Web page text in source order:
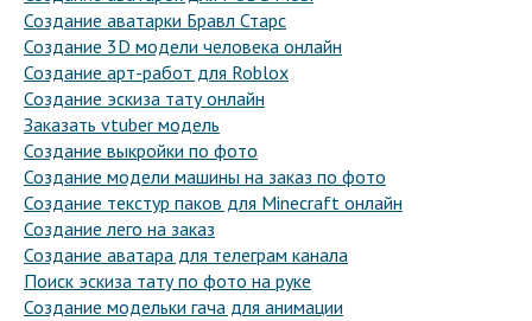
Создание аватарки Бравл Старс
Создание 3D модели человека онлайн
Создание арт-работ для Roblox
Создание эскиза тату онлайн
Заказать vtuber модель
Создание выкройки по фото
Создание модели машины на заказ по фото
Создание текстур паков для Minecraft онлайн
Создание лего на заказ
Создание аватара для телеграм канала
Поиск эскиза тату по фото на руке
Создание модельки гача для анимации